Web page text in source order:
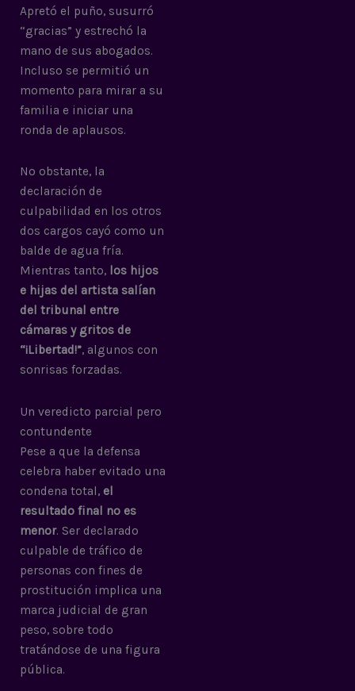
Apretó el puño, susurró
“gracias” y estrechó la
mano de sus abogados.
Incluso se permitió un
momento para mirar a su
familia e iniciar una
ronda de aplausos.
No obstante, la
declaración de
culpabilidad en los otros
dos cargos cayó como un
balde de agua fría.
Mientras tanto, los hijos
e hijas del artista salían
del tribunal entre
cámaras y gritos de
“¡Libertad!”, algunos con
sonrisas forzadas.
Un veredicto parcial pero
contundente
Pese a que la defensa
celebra haber evitado una
condena total, el
resultado final no es
menor. Ser declarado
culpable de tráfico de
personas con fines de
prostitución implica una
marca judicial de gran
peso, sobre todo
tratándose de una figura
pública.